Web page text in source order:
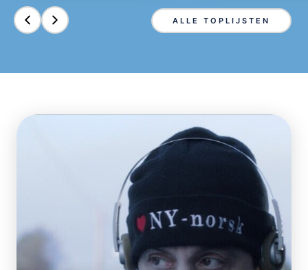
Video in week 31
2026
ALLE TOPLIJSTEN